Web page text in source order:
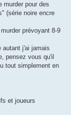
murder pour des
(série noire encre
prévoyant 8-9
autant j'ai jamais
pensez vous qu'il
tout simplement en
et joueurs